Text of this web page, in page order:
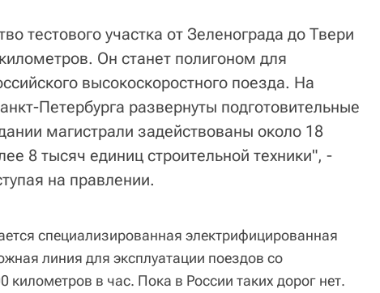
тестового участка от Зеленограда до Твери
Он станет полигоном для
высокоскоростного поезда. На
Петербурга развернуты подготовительные
магистрали задействованы около 18
8 тысяч единиц строительной техники", -
на правлении.
специализированная электрифицированная
линия для эксплуатации поездов со
километров в час. Пока в России таких дорог нет.